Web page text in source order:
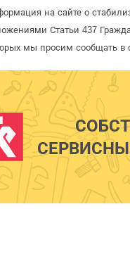
на сайте о
Статьи 437
мы просим сообщать в